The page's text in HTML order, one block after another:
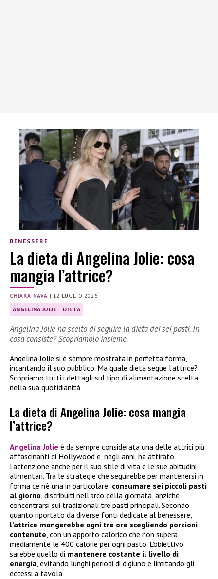
BENESSERE
La dieta di Angelina Jolie: cosa
mangia l’attrice?
CHIARA NAVA | 12 LUGLIO 2026
ANGELINA JOLIE DIETA
Angelina Jolie ha scelto di seguire la dieta dei sei pasti. In
cosa consiste? Scopriamolo insieme.
Angelina Jolie si è sempre mostrata in perfetta forma,
incantando il suo pubblico. Ma quale dieta segue l’attrice?
Scopriamo tutti i dettagli sul tipo di alimentazione scelta
nella sua quotidianità.
La dieta di Angelina Jolie: cosa mangia
l’attrice?
Angelina Jolie è da sempre considerata una delle attrici più
affascinanti di Hollywood e, negli anni, ha attirato
l’attenzione anche per il suo stile di vita e le sue abitudini
alimentari. Tra le strategie che seguirebbe per mantenersi in
forma ce n’è una in particolare: consumare sei piccoli pasti
al giorno, distribuiti nell’arco della giornata, anziché
concentrarsi sui tradizionali tre pasti principali. Secondo
quanto riportato da diverse fonti dedicate al benessere,
l’attrice mangerebbe ogni tre ore scegliendo porzioni
contenute, con un apporto calorico che non supera
mediamente le 400 calorie per ogni pasto. L’obiettivo
sarebbe quello di mantenere costante il livello di
energia, evitando lunghi periodi di digiuno e limitando gli
eccessi a tavola.